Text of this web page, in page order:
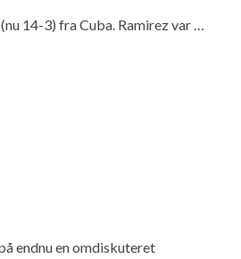
14-3) fra Cuba. Ramirez var …
endnu en omdiskuteret